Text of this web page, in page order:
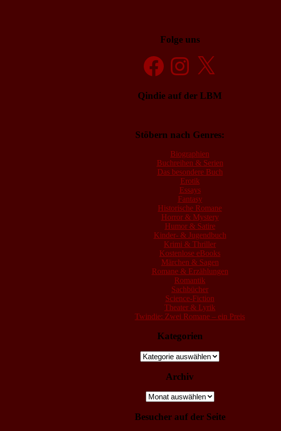
Folge uns
FacebookInstagramX
Qindie auf der LBM
Stöbern nach Genres:
Biographien
Buchreihen & Serien
Das besondere Buch
Erotik
Essays
Fantasy
Historische Romane
Horror & Mystery
Humor & Satire
Kinder- & Jugendbuch
Krimi & Thriller
Kostenlose eBooks
Märchen & Sagen
Romane & Erzählungen
Romantik
Sachbücher
Science-Fiction
Theater & Lyrik
Twindie: Zwei Romane – ein Preis
Kategorien
Kategorien
Archiv
Archiv
Besucher auf der Seite